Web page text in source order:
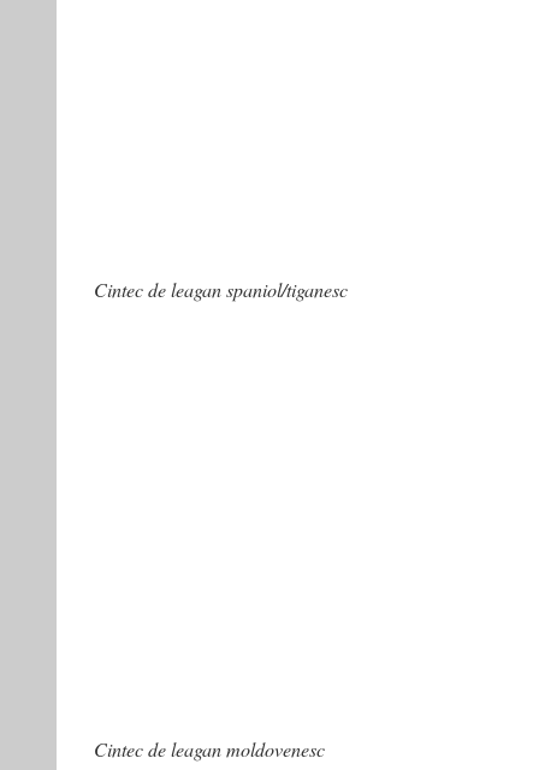
Cintec de leagan spaniol/tiganesc
Cintec de leagan moldovenesc